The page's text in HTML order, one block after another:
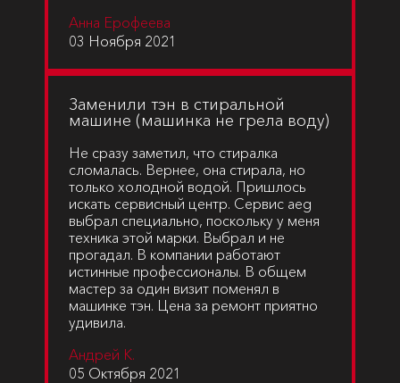
Анна Ерофеева
03 Ноября 2021
Заменили тэн в стиральной
машине (машинка не грела воду)
Не сразу заметил, что стиралка
сломалась. Вернее, она стирала, но
только холодной водой. Пришлось
искать сервисный центр. Сервис aeg
выбрал специально, поскольку у меня
техника этой марки. Выбрал и не
прогадал. В компании работают
истинные профессионалы. В общем
мастер за один визит поменял в
машинке тэн. Цена за ремонт приятно
удивила.
Андрей К.
05 Октября 2021